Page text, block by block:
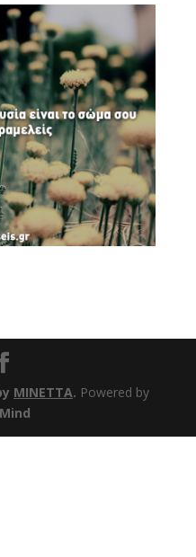
ΜΙΝΕΤΤΑ. Powered by